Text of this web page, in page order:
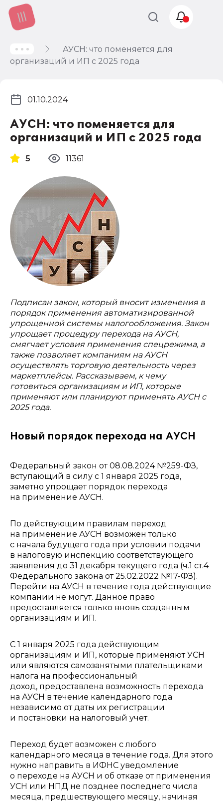
АУСН: что поменяется для
организаций и ИП с 2025 года
АУСН: что поменяется для
организаций и ИП с 2025 года
01.10.2024
5 11361
Подписан закон, который вносит изменения в
порядок применения автоматизированной
упрощенной системы налогообложения. Закон
упрощает процедуру перехода на АУСН,
смягчает условия применения спецрежима, а
также позволяет компаниям на АУСН
осуществлять торговую деятельность через
маркетплейсы. Рассказываем, к чему
готовиться организациям и ИП, которые
применяют или планируют применять АУСН с
2025 года.
Новый порядок перехода на АУСН
Федеральный закон от 08.08.2024 №259-ФЗ,
вступающий в силу с 1 января 2025 года,
заметно упрощает порядок перехода
на применение АУСН.
По действующим правилам переход
на применение АУСН возможен только
с начала будущего года при условии подачи
в налоговую инспекцию соответствующего
заявления до 31 декабря текущего года (ч.1 ст.4
Федерального закона от 25.02.2022 №17-ФЗ).
Перейти на АУСН в течение года действующие
компании не могут. Данное право
предоставляется только вновь созданным
организациям и ИП.
С 1 января 2025 года действующим
организациям и ИП, которые применяют УСН
или являются самозанятыми плательщиками
налога на профессиональный
доход, предоставлена возможность перехода
на АУСН в течение календарного года
независимо от даты их регистрации
и постановки на налоговый учет.
Переход будет возможен с любого
календарного месяца в течение года. Для этого
нужно направить в ИФНС уведомление
о переходе на АУСН и об отказе от применения
УСН или НПД не позднее последнего числа
месяца, предшествующего месяцу, начиная
Учет и
налогообложение